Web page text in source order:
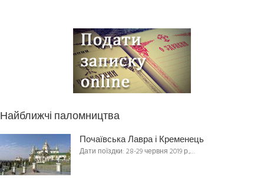
Найближчі паломництва
Почаївська Лавра і Кременець
Дати поїздки: 28-29 червня 2019 р.,…